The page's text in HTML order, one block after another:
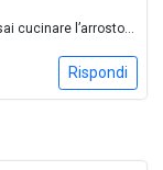
cucinare l’arrosto...
Rispondi